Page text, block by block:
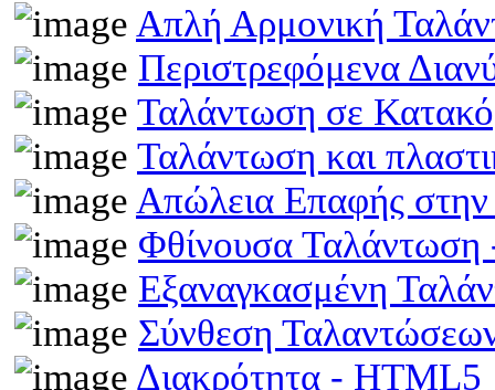
Απλή Αρμονική
Περιστρεφόμενα
Ταλάντωση σε
Ταλάντωση και
Απώλεια Επαφής
Φθίνουσα
Εξαναγκασμένη
Σύνθεση
Διακρότητα - HTML5